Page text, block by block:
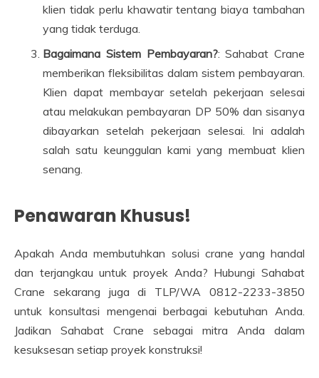
klien tidak perlu khawatir tentang biaya tambahan
yang tidak terduga.
Bagaimana Sistem Pembayaran?: Sahabat Crane
memberikan fleksibilitas dalam sistem pembayaran.
Klien dapat membayar setelah pekerjaan selesai
atau melakukan pembayaran DP 50% dan sisanya
dibayarkan setelah pekerjaan selesai. Ini adalah
salah satu keunggulan kami yang membuat klien
senang.
Penawaran Khusus!
Apakah Anda membutuhkan solusi crane yang handal
dan terjangkau untuk proyek Anda? Hubungi Sahabat
Crane sekarang juga di TLP/WA 0812-2233-3850
untuk konsultasi mengenai berbagai kebutuhan Anda.
Jadikan Sahabat Crane sebagai mitra Anda dalam
kesuksesan setiap proyek konstruksi!